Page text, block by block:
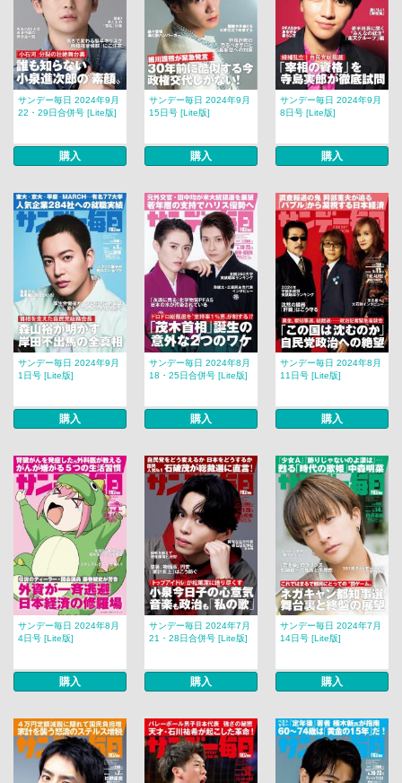
サンデー毎日 2024年9月
22・29日合併号 [Lite版]
購入
サンデー毎日 2024年9月
15日号 [Lite版]
購入
サンデー毎日 2024年9月
8日号 [Lite版]
購入
サンデー毎日 2024年9月
1日号 [Lite版]
購入
サンデー毎日 2024年8月
18・25日合併号 [Lite版]
購入
サンデー毎日 2024年8月
11日号 [Lite版]
購入
サンデー毎日 2024年8月
4日号 [Lite版]
購入
サンデー毎日 2024年7月
21・28日合併号 [Lite版]
購入
サンデー毎日 2024年7月
14日号 [Lite版]
購入